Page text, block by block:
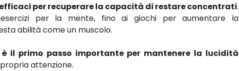
per recuperare la capacità di restare concentrati.
per la mente, fino ai giochi per aumentare la
abilità come un muscolo.
il primo passo importante per mantenere la lucidità
attenzione.